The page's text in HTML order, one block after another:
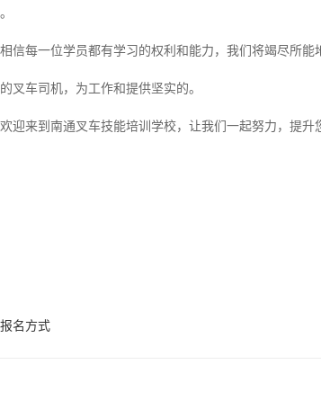
信每一位学员都有学习的权利和能力，我们将竭尽所
叉车司机，为工作和提供坚实的。
迎来到南通叉车技能培训学校，让我们一起努力，提升
名方式